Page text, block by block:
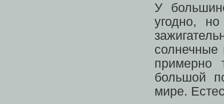
У
угодно,
примерно
большой
мире.